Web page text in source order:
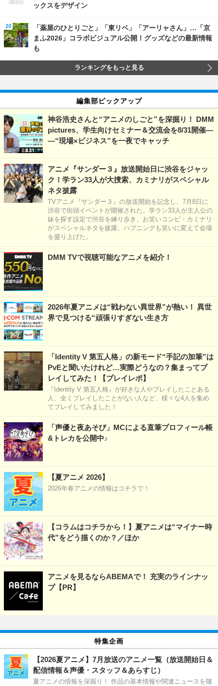
ックスをデザイン
「薬屋のひとりごと」「東リベ」「アーリャさん」…「京
まふ2026」コラボビジュアル公開！グッズなどの最新情報
も
ランキングをもっと見る
編集部ピックアップ
神谷浩史さんと“アニメのしごと”を深掘り！ DMM
pictures、学生向けセミナー＆交流会を8/31開催―
―“現場×ビジネス”を一夜でキャッチ
アニメ『サンダー３』放送開始日に渋谷をジャッ
ク！学ラン33人が大捜索、カミナリがスペシャル
ネタ披露
TVアニメ『サンダー３』の放送開始を記念し、7月8日に
渋谷で街頭イベントが開催された。学ラン33人が主人公の
妹を探す設定で渋谷を練り歩き、お笑いコンビ・カミナリ
がスペシャルネタを披露。ハプニングも笑いに変えて会場
を盛り上げた。
DMM TVで視聴可能なアニメを紹介！
2026年夏アニメは“戦わない異世界”が熱い！ 異世
界で見つける“頑張りすぎない生き方
「Identity V 第五人格」の新モード“手記の加筆”は
PvEと聞いたけれど…実際どうなの？集まってプ
レイしてみた！【プレイレポ】
『Identity V 第五人格』が好きな人やプレイしたことある
人、全くプレイしたことがない人など、様々な4人を集め
てプレイしてみました！
「声優と夜あそび」MCによる直筆プロフィール帳
&トレカを公開中♪
【夏アニメ 2026】
2026年春アニメの情報はコチラで！
【コラムはコチラから！】夏アニメは“マイナー時
代”をどう描くのか？／ほか
アニメを見るならABEMAで！ 充実のラインナッ
プ【PR】
特集企画
【2026夏アニメ】7月放送のアニメ一覧（放送開始日＆
配信情報＆声優・スタッフ＆あらすじ）
夏アニメの情報を深掘り！ 作品の基本情報や関連ニュースを随